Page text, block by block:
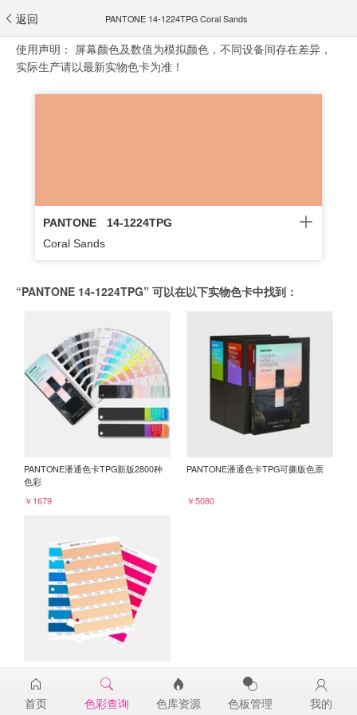
返回 PANTONE 14-1224TPG Coral Sands
使用声明： 屏幕颜色及数值为模拟颜色，不同设备间存在差异，
实际生产请以最新实物色卡为准！
PANTONE
14-1224TPG
Coral Sands
“PANTONE 14-1224TPG” 可以在以下实物色卡中找到：
PANTONE潘通色卡TPG新版2800种
色彩
￥1679
PANTONE潘通色卡TPG可撕版色票
￥5080
14-1224TPG
￥98
首页 色彩查询 色库资源 色板管理 我的